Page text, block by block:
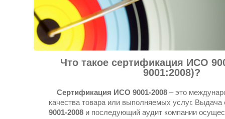
Что такое сертификация ИСО
9001:2008)?
Сертификация ИСО 9001-2008 – это
качества товара или выполняемых услуг. Выдача
9001-2008 и последующий аудит компании